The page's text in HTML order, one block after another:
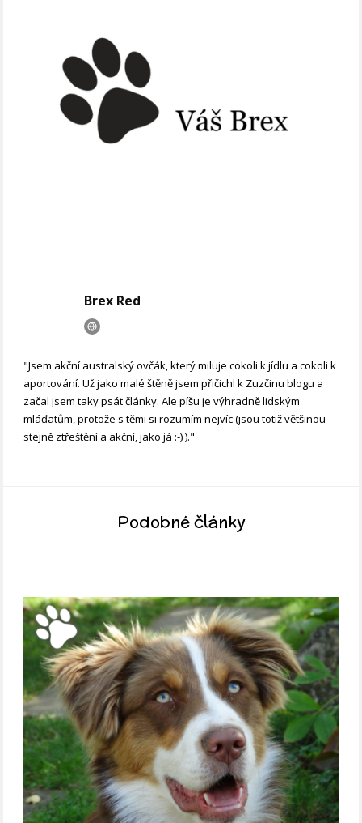
Brex Red
"Jsem akční australský ovčák, který miluje cokoli k jídlu a cokoli k
aportování. Už jako malé štěně jsem přičichl k Zuzčinu blogu a
začal jsem taky psát články. Ale píšu je výhradně lidským
mláďatům, protože s těmi si rozumím nejvíc (jsou totiž většinou
stejně ztřeštění a akční, jako já :-) )."
Podobné články